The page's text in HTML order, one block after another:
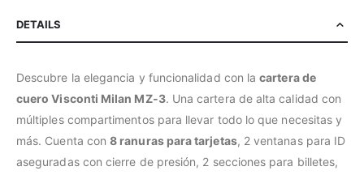
DETAILS
Descubre la elegancia y funcionalidad con lacartera de
cuero Visconti Milan MZ-3. Una cartera de alta calidad con
múltiples compartimentos para llevar todo lo que necesitas y
más. Cuenta con8 ranuras para tarjetas, 2 ventanas para ID
aseguradas con cierre de presión, 2 secciones para billetes,